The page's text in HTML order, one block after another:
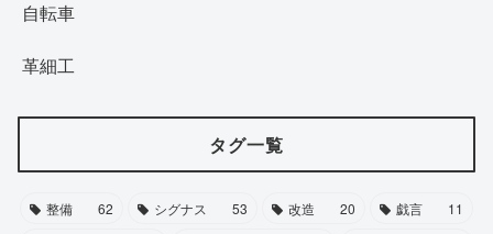
自転車
革細工
タグ一覧
整備 62 シグナス 53 改造 20 戯言
11